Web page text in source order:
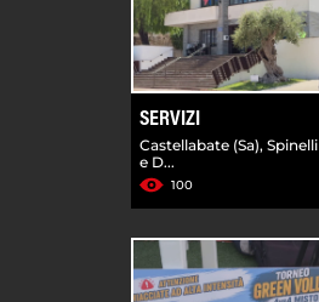
SERVIZI
Castellabate (Sa), Spinelli
e D...
100